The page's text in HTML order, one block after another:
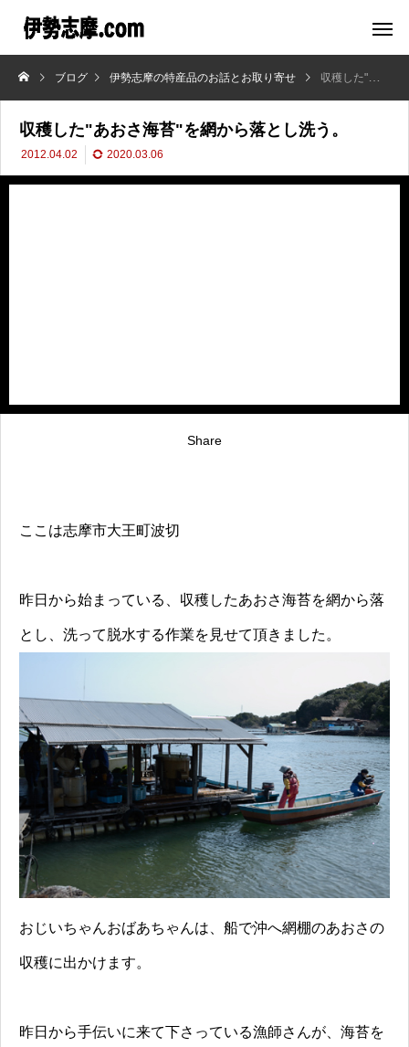
ブログ 伊勢志摩の特産品のお話とお取り寄せ 収穫した"あおさ海苔"を網から落とし洗う。
収穫した"あおさ海苔"を網から落とし洗う。
2012.04.02 2020.03.06
Share
ここは志摩市大王町波切
昨日から始まっている、収穫したあおさ海苔を網から落
とし、洗って脱水する作業を見せて頂きました。
おじいちゃんおばあちゃんは、船で沖へ網棚のあおさの
収穫に出かけます。
昨日から手伝いに来て下さっている漁師さんが、海苔を